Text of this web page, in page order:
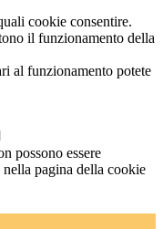
cookie consentire.
il funzionamento della
al funzionamento potete
possono essere
pagina della cookie